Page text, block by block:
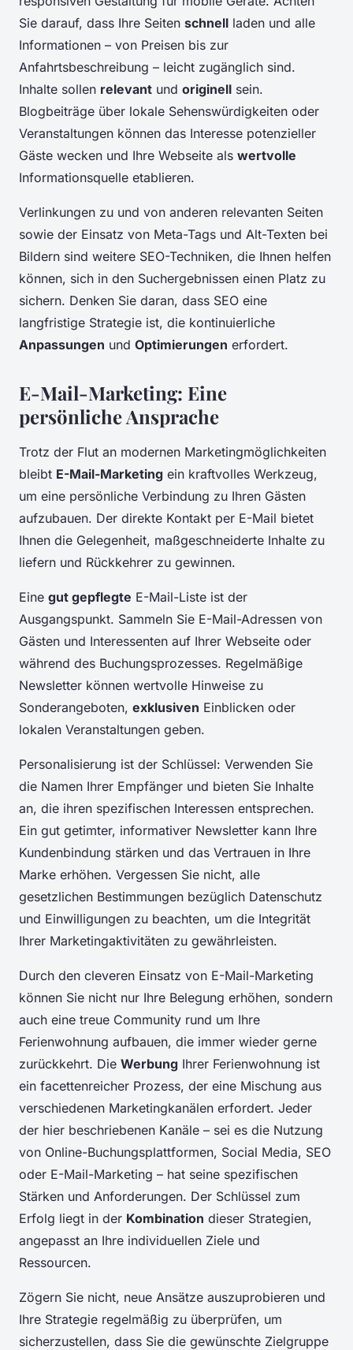
Sie darauf, dass Ihre Seiten schnell laden und alle
Informationen – von Preisen bis zur
Anfahrtsbeschreibung – leicht zugänglich sind.
Inhalte sollen relevant und originell sein.
Blogbeiträge über lokale Sehenswürdigkeiten oder
Veranstaltungen können das Interesse potenzieller
Gäste wecken und Ihre Webseite als wertvolle
Informationsquelle etablieren.
Verlinkungen zu und von anderen relevanten Seiten
sowie der Einsatz von Meta-Tags und Alt-Texten bei
Bildern sind weitere SEO-Techniken, die Ihnen helfen
können, sich in den Suchergebnissen einen Platz zu
sichern. Denken Sie daran, dass SEO eine
langfristige Strategie ist, die kontinuierliche
Anpassungen und Optimierungen erfordert.
E-Mail-Marketing: Eine
persönliche Ansprache
Trotz der Flut an modernen Marketingmöglichkeiten
bleibt E-Mail-Marketing ein kraftvolles Werkzeug,
um eine persönliche Verbindung zu Ihren Gästen
aufzubauen. Der direkte Kontakt per E-Mail bietet
Ihnen die Gelegenheit, maßgeschneiderte Inhalte zu
liefern und Rückkehrer zu gewinnen.
Eine gut gepflegte E-Mail-Liste ist der
Ausgangspunkt. Sammeln Sie E-Mail-Adressen von
Gästen und Interessenten auf Ihrer Webseite oder
während des Buchungsprozesses. Regelmäßige
Newsletter können wertvolle Hinweise zu
Sonderangeboten, exklusiven Einblicken oder
lokalen Veranstaltungen geben.
Personalisierung ist der Schlüssel: Verwenden Sie
die Namen Ihrer Empfänger und bieten Sie Inhalte
an, die ihren spezifischen Interessen entsprechen.
Ein gut getimter, informativer Newsletter kann Ihre
Kundenbindung stärken und das Vertrauen in Ihre
Marke erhöhen. Vergessen Sie nicht, alle
gesetzlichen Bestimmungen bezüglich Datenschutz
und Einwilligungen zu beachten, um die Integrität
Ihrer Marketingaktivitäten zu gewährleisten.
Durch den cleveren Einsatz von E-Mail-Marketing
können Sie nicht nur Ihre Belegung erhöhen, sondern
auch eine treue Community rund um Ihre
Ferienwohnung aufbauen, die immer wieder gerne
zurückkehrt. Die Werbung Ihrer Ferienwohnung ist
ein facettenreicher Prozess, der eine Mischung aus
verschiedenen Marketingkanälen erfordert. Jeder
der hier beschriebenen Kanäle – sei es die Nutzung
von Online-Buchungsplattformen, Social Media, SEO
oder E-Mail-Marketing – hat seine spezifischen
Stärken und Anforderungen. Der Schlüssel zum
Erfolg liegt in der Kombination dieser Strategien,
angepasst an Ihre individuellen Ziele und
Ressourcen.
Zögern Sie nicht, neue Ansätze auszuprobieren und
Ihre Strategie regelmäßig zu überprüfen, um
sicherzustellen, dass Sie die gewünschte Zielgruppe